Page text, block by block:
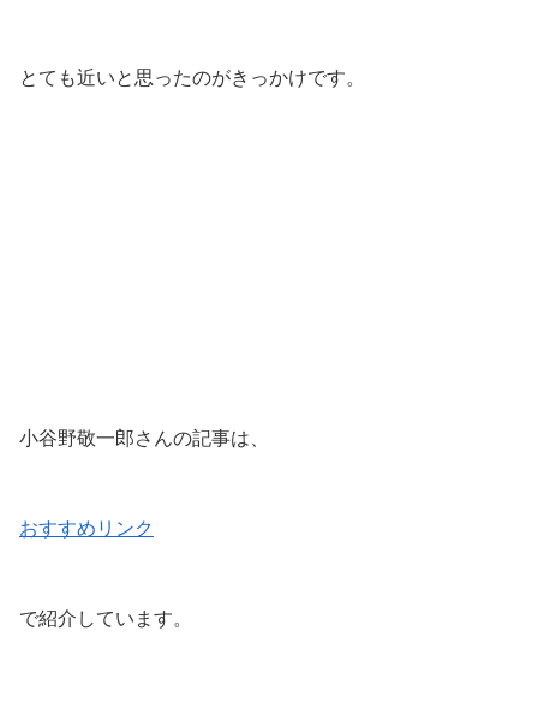
とても近いと思ったのがきっかけです。
小谷野敬一郎さんの記事は、
おすすめリンク
で紹介しています。